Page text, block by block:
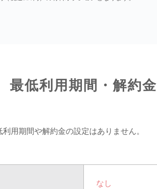
最低利用期間・解約金
用期間や解約金の設定はありません。
なし